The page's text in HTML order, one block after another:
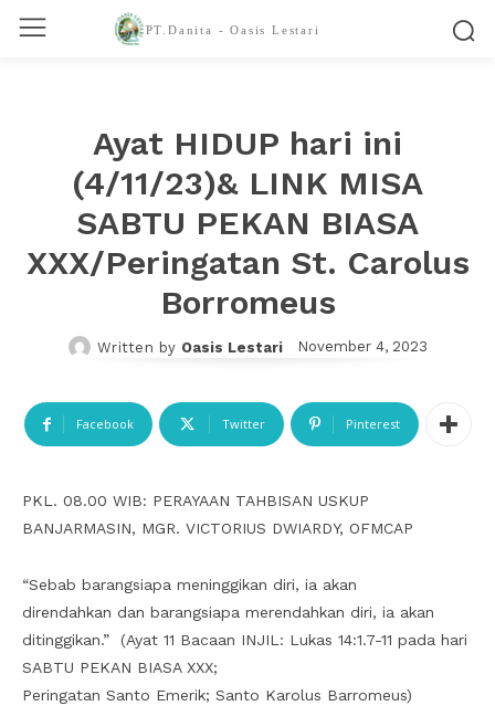
PT.Danita - Oasis Lestari
Ayat HIDUP hari ini
(4/11/23)& LINK MISA
SABTU PEKAN BIASA
XXX/Peringatan St. Carolus
Borromeus
Written by Oasis Lestari November 4, 2023
Facebook Twitter Pinterest
PKL. 08.00 WIB: PERAYAAN TAHBISAN USKUP
BANJARMASIN, MGR. VICTORIUS DWIARDY, OFMCAP
“Sebab barangsiapa meninggikan diri, ia akan
direndahkan dan barangsiapa merendahkan diri, ia akan
ditinggikan.” (Ayat 11 Bacaan INJIL: Lukas 14:1.7-11 pada hari
SABTU PEKAN BIASA XXX;
Peringatan Santo Emerik; Santo Karolus Barromeus)